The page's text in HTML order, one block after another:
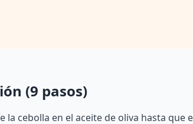
(9 pasos)
la cebolla en el aceite de oliva hasta que